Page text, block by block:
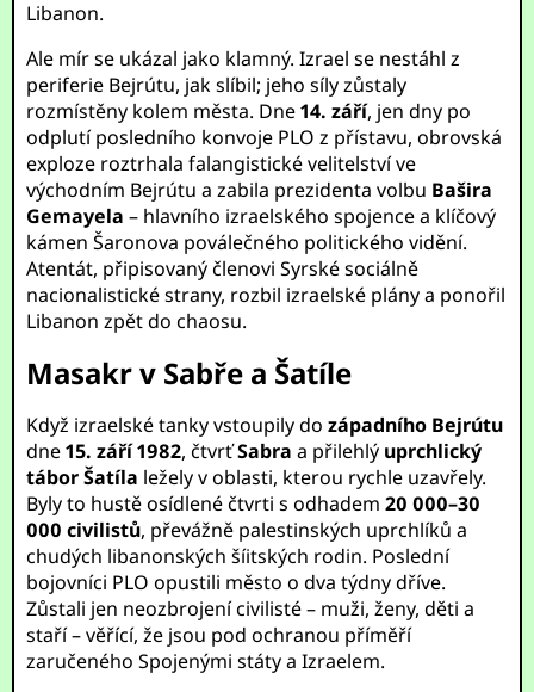
Libanon.
Ale mír se ukázal jako klamný. Izrael se nestáhl z
periferie Bejrútu, jak slíbil; jeho síly zůstaly
rozmístěny kolem města. Dne14. září, jen dny po
odplutí posledního konvoje PLO z přístavu, obrovská
exploze roztrhala falangistické velitelství ve
východním Bejrútu a zabila prezidenta volbu Bašira
Gemayela – hlavního izraelského spojence a klíčový
kámen Šaronova poválečného politického vidění.
Atentát, připisovaný členovi Syrské sociálně
nacionalistické strany, rozbil izraelské plány a ponořil
Libanon zpět do chaosu.
Masakr v Sabře a Šatíle
Když izraelské tanky vstoupily dozápadního Bejrútu
dne15. září 1982, čtvrťSabra a přilehlý uprchlický
tábor Šatíla ležely v oblasti, kterou rychle uzavřely.
Byly to hustě osídlené čtvrti s odhadem20 000–30
000 civilistů, převážně palestinských uprchlíků a
chudých libanonských šíitských rodin. Poslední
bojovníci PLO opustili město o dva týdny dříve.
Zůstali jen neozbrojení civilisté – muži, ženy, děti a
staří – věřící, že jsou pod ochranou příměří
zaručeného Spojenými státy a Izraelem.